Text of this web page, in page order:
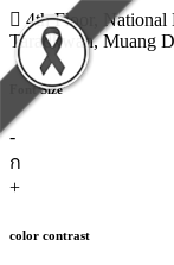
4th Floor, National
Taradkwan, Muang
Font Size
-
ก
+
color contrast